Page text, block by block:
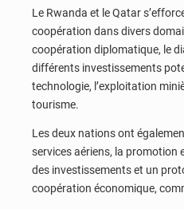
Le Rwanda et le Qatar
coopération dans divers
coopération diplomatique, le
différents investissements
technologie, l’exploitation
tourisme.
Les deux nations ont
services aériens, la promotion
des investissements et un
coopération économique,